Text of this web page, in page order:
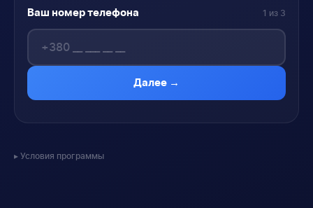
Ваш номер телефона 1 из 3
Далее →
Условия программы